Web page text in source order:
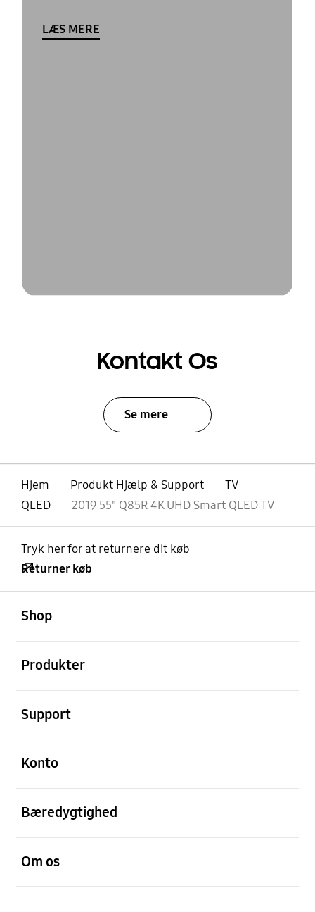
LÆS MERE
Kontakt Os
Se mere
Hjem Produkt Hjælp & Support
TV
QLED
2019 55" Q85R 4K UHD Smart QLED TV
Tryk her for at returnere dit køb
Returner køb
Shop
Produkter
Support
Konto
Bæredygtighed
Om os